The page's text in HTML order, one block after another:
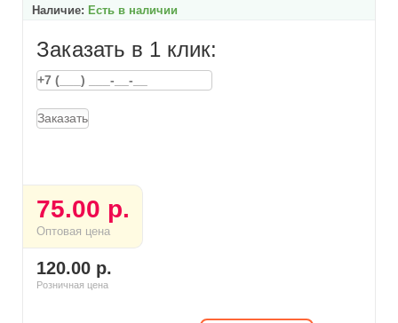
Наличие: Есть в наличии
Заказать в 1 клик:
Заказать
75.00 р.
Оптовая цена
120.00 р.
Розничная цена